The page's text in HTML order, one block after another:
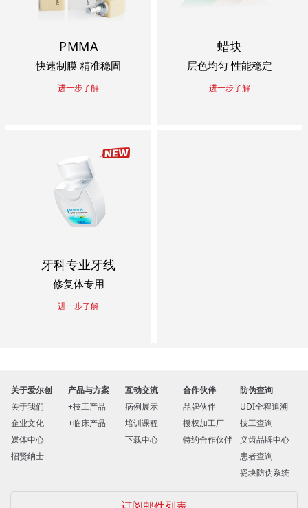
PMMA
快速制膜 精准稳固
进一步了解
蜡块
层色均匀 性能稳定
进一步了解
牙科专业牙线
修复体专用
进一步了解
关于爱尔创
关于我们
企业文化
媒体中心
招贤纳士
产品与方案
技工产品
临床产品
互动交流
病例展示
培训课程
下载中心
合作伙伴
品牌伙伴
授权加工厂
特约合作伙伴
防伪查询
UDI全程追溯
技工查询
义齿品牌中心
患者查询
瓷块防伪系统